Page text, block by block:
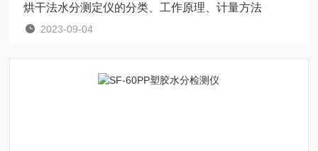
烘干法水分测定仪的分类、工作原理、计量方法
2023-09-04